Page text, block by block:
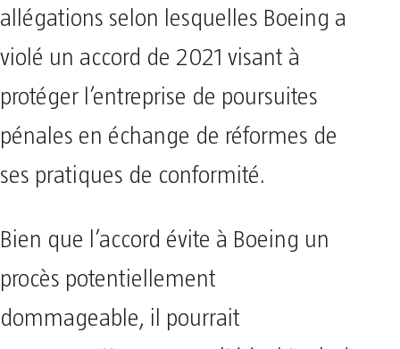
allégations selon lesquelles Boeing a
violé un accord de 2021 visant à
protéger l’entreprise de poursuites
pénales en échange de réformes de
ses pratiques de conformité.
Bien que l’accord évite à Boeing un
procès potentiellement
dommageable, il pourrait